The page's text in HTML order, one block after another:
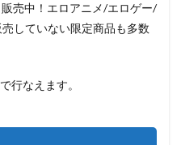
売中！エロアニメ/エロゲー/
していない限定商品も多数
行なえます。